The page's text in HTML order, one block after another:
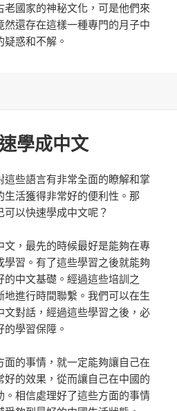
老國家的神秘文化，可是他們來
然還存在這樣一種專門的月子中
惑和不解。
學成中文
這些語言有非常全面的瞭解和掌
活獲得非常好的便利性。那
以快速學成中文呢？
文，最先的時候最好是能夠在專
學習。有了這些學習之後就能夠
中文基礎。經過這些培訓之
進行時間聯繫。我們可以在生
文對話，經過這些學習之後，必
學習保障。
面的事情，就一定能夠讓自己在
的效果，從而讓自己在中國的
。相信處理好了這些方面的事情